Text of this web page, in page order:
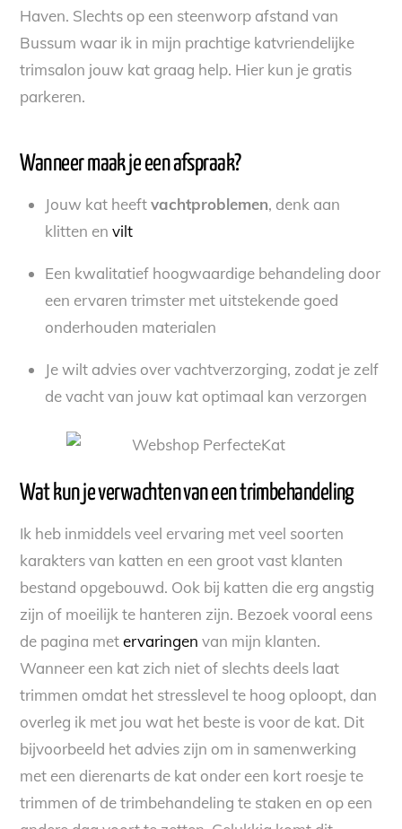
Haven. Slechts op een steenworp afstand van
Bussum waar ik in mijn prachtige katvriendelijke
trimsalon jouw kat graag help. Hier kun je gratis
parkeren.
Wanneer maak je een afspraak?
Jouw kat heeftvachtproblemen, denk aan
klitten en vilt
Een kwalitatief hoogwaardige behandeling door
een ervaren trimster met uitstekende goed
onderhouden materialen
Je wilt advies over vachtverzorging, zodat je zelf
de vacht van jouw kat optimaal kan verzorgen
Wat kun je verwachten van een trimbehandeling
Ik heb inmiddels veel ervaring met veel soorten
karakters van katten en een groot vast klanten
bestand opgebouwd. Ook bij katten die erg angstig
zijn of moeilijk te hanteren zijn. Bezoek vooral eens
de pagina metervaringen van mijn klanten.
Wanneer een kat zich niet of slechts deels laat
trimmen omdat het stresslevel te hoog oploopt, dan
overleg ik met jou wat het beste is voor de kat. Dit
bijvoorbeeld het advies zijn om in samenwerking
met een dierenarts de kat onder een kort roesje te
trimmen of de trimbehandeling te staken en op een